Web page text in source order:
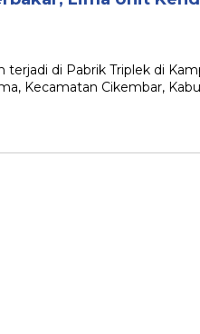
terjadi di Pabrik Triplek di
Kecamatan Cikembar,